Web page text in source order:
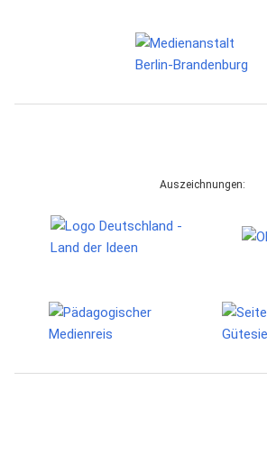
Auszeichnungen: